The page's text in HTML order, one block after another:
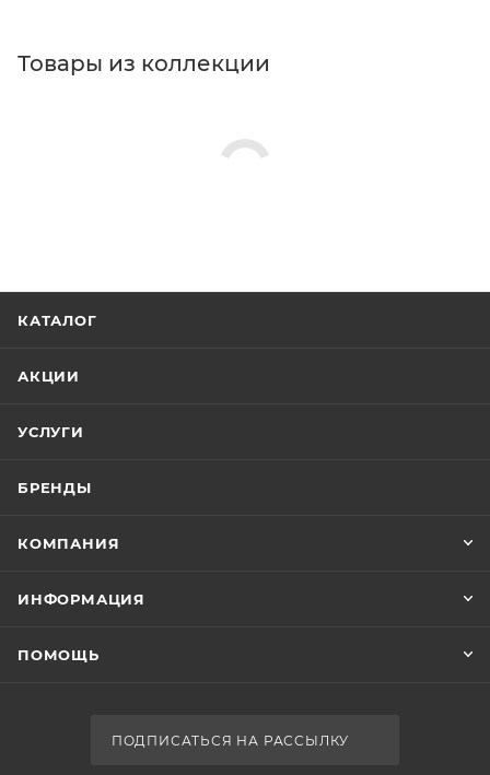
Товары из коллекции
КАТАЛОГ
АКЦИИ
УСЛУГИ
БРЕНДЫ
КОМПАНИЯ
ИНФОРМАЦИЯ
ПОМОЩЬ
ПОДПИСАТЬСЯ НА РАССЫЛКУ